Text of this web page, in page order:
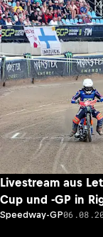
Livestream aus
Cup und -GP in
Speedway-GP